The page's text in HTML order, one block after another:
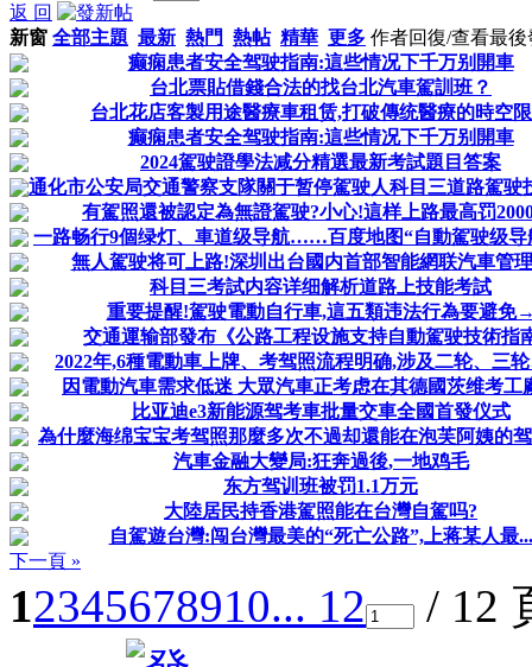
返 回
新窗 全部主題 最新 熱門 熱帖 精華 更多 作者回復/查看最後
癫痫患者安全驾驶指南:這些情况下千万别開車
台北票貼借錢合法的找台北汽車駕訓班？
台北花店客製用途醫療車租赁,打破傳统醫療的時空
癫痫患者安全驾驶指南:這些情况下千万别開車
2024駕驶證學法减分精選最新考試題目答案
通化市公安局交通警察支隊關于暂停駕驶人科目三道路駕驶
有駕照還被認定為無證駕驶?小心!這样上路最高罚
一路畅行9個绿灯、車道级导航……百度地图“自動駕驶级导
無人駕驶将可上路!深圳出台國内首部智能網联汽車管
科目三考試内容详细解析道路上技能考試
重要提醒!駕驶電動自行車,這五類违法行為要避免
交通運输部發布《公路工程设施支持自動駕驶技術指
2022年,6種電動車上牌、考驾照流程明确,涉及二轮、三
因電動汽車需求低迷 大眾汽車正考虑在其德國茨维考工
比亚迪e3新能源驾考車批量交車全國首發仪式
為什麼海绵宝宝考驾照那麼多次不過却還能在泡芙阿姨的
汽車金融大變局:狂奔過後,一地鸡毛
东方驾训班被罚1.1万元
大陸居民持香港駕照能在台灣自駕吗?
自駕遊台灣:闯台灣最美的“死亡公路”,上蒋某人最...
下一頁 »
12345678910... 12 / 12